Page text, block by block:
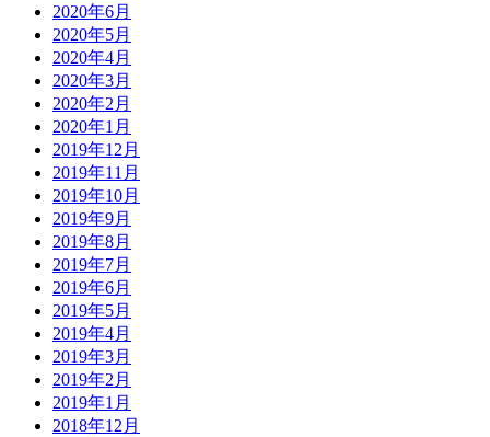
2020年6月
2020年5月
2020年4月
2020年3月
2020年2月
2020年1月
2019年12月
2019年11月
2019年10月
2019年9月
2019年8月
2019年7月
2019年6月
2019年5月
2019年4月
2019年3月
2019年2月
2019年1月
2018年12月